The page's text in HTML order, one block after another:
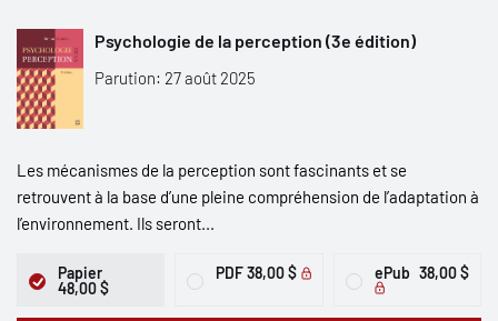
Psychologie de la perception (3e édition)
Parution: 27 août 2025
Les mécanismes de la perception sont fascinants et se
retrouvent à la base d’une pleine compréhension de l’adaptation à
l’environnement. Ils seront...
Papier
48,00 $
PDF 38,00 $ ePub 38,00 $